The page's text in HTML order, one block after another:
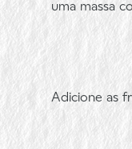
uma massa
Adicione as